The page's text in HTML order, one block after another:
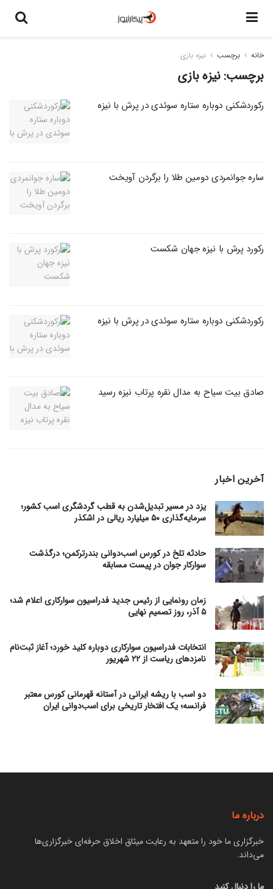
خانه برچسب نیزه بازی
برچسب:نیزه بازی
رکوردشکنی دوباره ستاره سوئدی در پرش با نیزه
ساره جوانمردی دومین طلا را برگردن آویخت
رکورد پرش با نیزه جهان شکست
رکوردشکنی دوباره ستاره سوئدی در پرش با نیزه
صادق بیت سیاح به مدال نقره پرتاب نیزه رسید
آخرین اخبار
یزد در مسیر تبدیل‌شدن به قطب گردشگری اسب کشور؛
سرمایه‌گذاری ۵۰ میلیارد ریالی در اشکذر
حادثه تلخ در کورس اسب‌دوانی بندرترکمن؛ درگذشت
سوارکار جوان در پیست مسابقه
زمان رونمایی از رئیس جدید فدراسیون سوارکاری اعلام شد؛
۵ آذر، روز تصمیم نهایی
انتخابات فدراسیون سوارکاری دوباره کلید خورد؛ آغاز ثبت‌نام
نامزدهای ریاست از ۲۲ شهریور
دو اسب با ریشه ایرانی در آستانه قهرمانی کورس معتبر
فرانسه؛ یک افتخار تاریخی برای اسب‌دوانی ایران
درباره ما
خبرگزاری ما خود را متعهد به رعایت میثاق اخلاق حرفه‌ای خبرگزاری‌ها
می‌داند.